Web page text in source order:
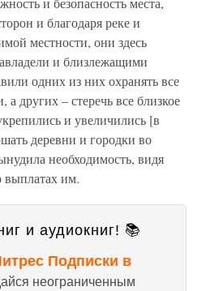
и благодаря реке и
местности, они здесь
и близлежащими
одних из них охранять все
а других – стеречь все близкое
и увеличились [в
деревни и городки во
необходимость, видя
выплатах им.
и аудиокниг! 📚
Подписки в
неограниченным